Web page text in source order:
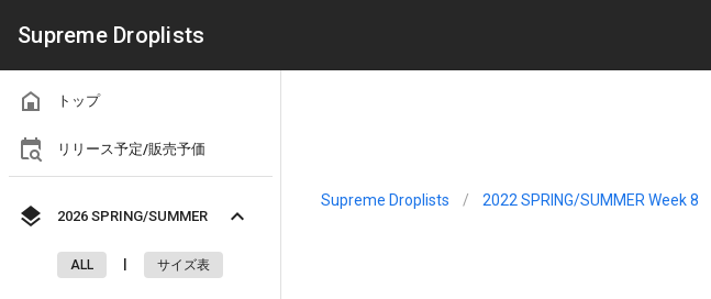
Supreme Droplists
トップ
リリース予定/販売予価
2026 SPRING/SUMMER
ALL | サイズ表
Supreme Droplists / 2022 SPRING/SUMMER Week 8